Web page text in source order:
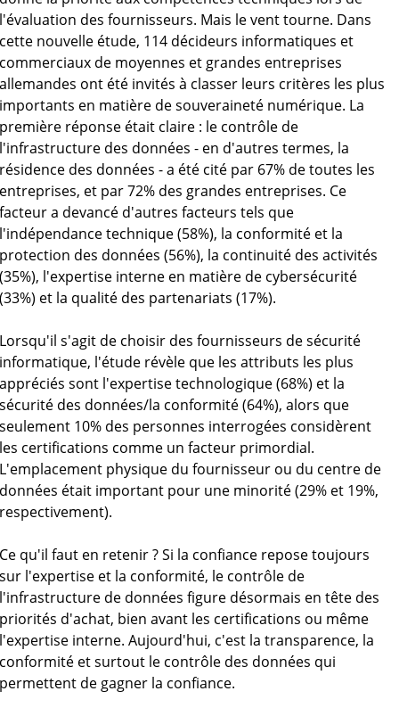
l'évaluation des fournisseurs. Mais le vent tourne. Dans
cette nouvelle étude, 114 décideurs informatiques et
commerciaux de moyennes et grandes entreprises
allemandes ont été invités à classer leurs critères les plus
importants en matière de souveraineté numérique. La
première réponse était claire : le contrôle de
l'infrastructure des données - en d'autres termes, la
résidence des données - a été cité par 67% de toutes les
entreprises, et par 72% des grandes entreprises. Ce
facteur a devancé d'autres facteurs tels que
l'indépendance technique (58%), la conformité et la
protection des données (56%), la continuité des activités
(35%), l'expertise interne en matière de cybersécurité
(33%) et la qualité des partenariats (17%).
Lorsqu'il s'agit de choisir des fournisseurs de sécurité
informatique, l'étude révèle que les attributs les plus
appréciés sont l'expertise technologique (68%) et la
sécurité des données/la conformité (64%), alors que
seulement 10% des personnes interrogées considèrent
les certifications comme un facteur primordial.
L'emplacement physique du fournisseur ou du centre de
données était important pour une minorité (29% et 19%,
respectivement).
Ce qu'il faut en retenir ? Si la confiance repose toujours
sur l'expertise et la conformité, le contrôle de
l'infrastructure de données figure désormais en tête des
priorités d'achat, bien avant les certifications ou même
l'expertise interne. Aujourd'hui, c'est la transparence, la
conformité et surtout le contrôle des données qui
permettent de gagner la confiance.